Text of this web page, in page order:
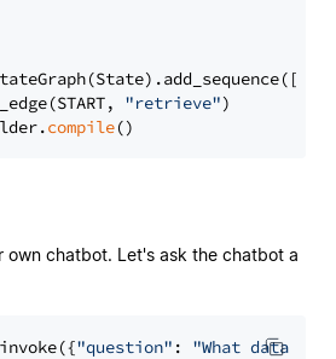
"retrieve")
compile
own chatbot. Let's ask the chatbot a
"question" : "What data